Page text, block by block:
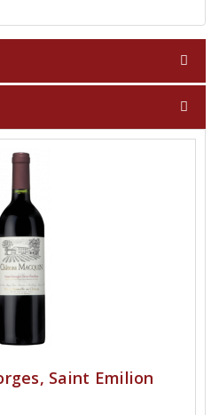
Saint Emilion